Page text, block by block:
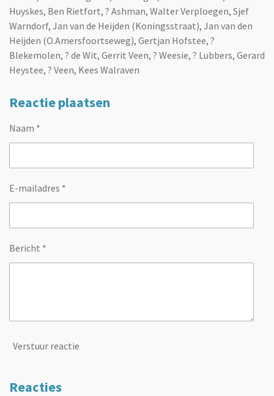
Huyskes, Ben Rietfort, ? Ashman, Walter Verploegen, Sjef
Warndorf, Jan van de Heijden (Koningsstraat), Jan van den
Heijden (O.Amersfoortseweg), Gertjan Hofstee, ?
Blekemolen, ? de Wit, Gerrit Veen, ? Weesie, ? Lubbers, Gerard
Heystee, ? Veen, Kees Walraven
Reactie plaatsen
Naam *
E-mailadres *
Bericht *
Verstuur reactie
Reacties